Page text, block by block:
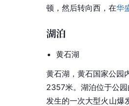
顿，然后转向西，在华
湖泊
黄石湖
黄石湖，黄石国家公园
2357米。湖泊位于公
发生的一次大型火山爆